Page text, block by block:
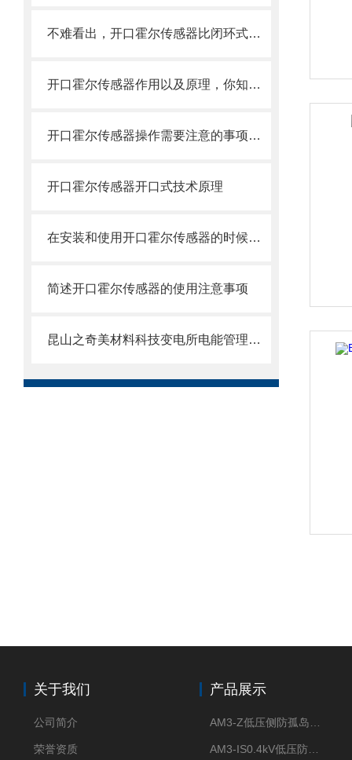
不难看出，开口霍尔传感器比闭环式好太多了
开口霍尔传感器作用以及原理，你知道吗
开口霍尔传感器操作需要注意的事项都有什么？
开口霍尔传感器开口式技术原理
在安装和使用开口霍尔传感器的时候，其操作规范一定记得遵守
简述开口霍尔传感器的使用注意事项
昆山之奇美材料科技变电所电能管理系统的应用
关于我们
公司简介
荣誉资质
产品展示